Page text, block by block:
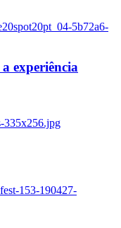
5b72a6-
experiência
335x256.jpg
153-190427-